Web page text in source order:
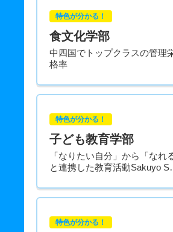
特色が分かる！
食文化学部
中四国でトップクラスの管理
格率
特色が分かる！
子ども教育学部
「なりたい自分」から「なれ
と連携した教育活動Sakuyo
特色が分かる！